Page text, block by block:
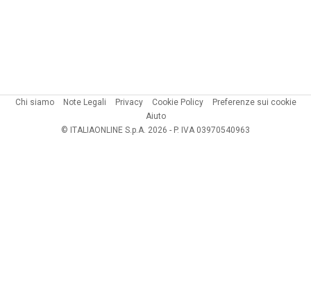
Chi siamo Note Legali Privacy Cookie Policy
Preferenze sui cookie
Aiuto
© ITALIAONLINE S.p.A. 2026 - P. IVA 03970540963